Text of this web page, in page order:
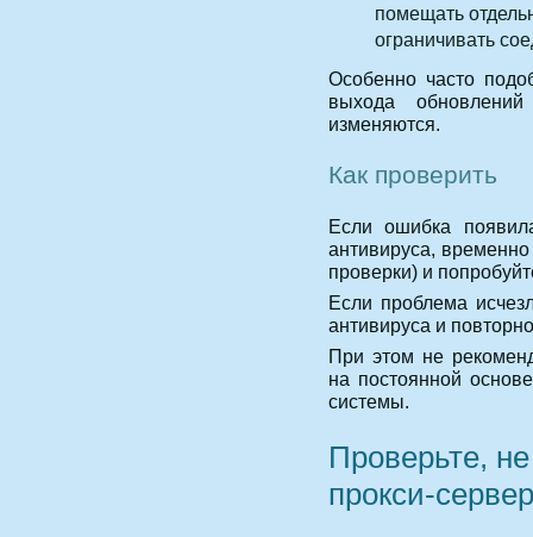
помещать
ограничивать
Особенно часто
выхода
изменяются.
Как проверить
Если ошибка
антивируса,
проверки) и
Если проблема
антивируса и
При этом не
на постоянной
системы.
Проверьте,
прокси-сервер